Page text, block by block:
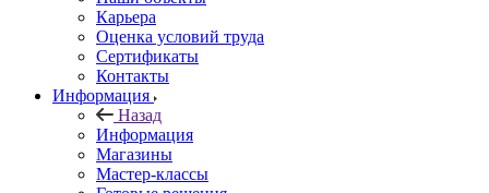
Карьера
Оценка условий труда
Сертификаты
Контакты
Информация
Назад
Информация
Магазины
Мастер-классы